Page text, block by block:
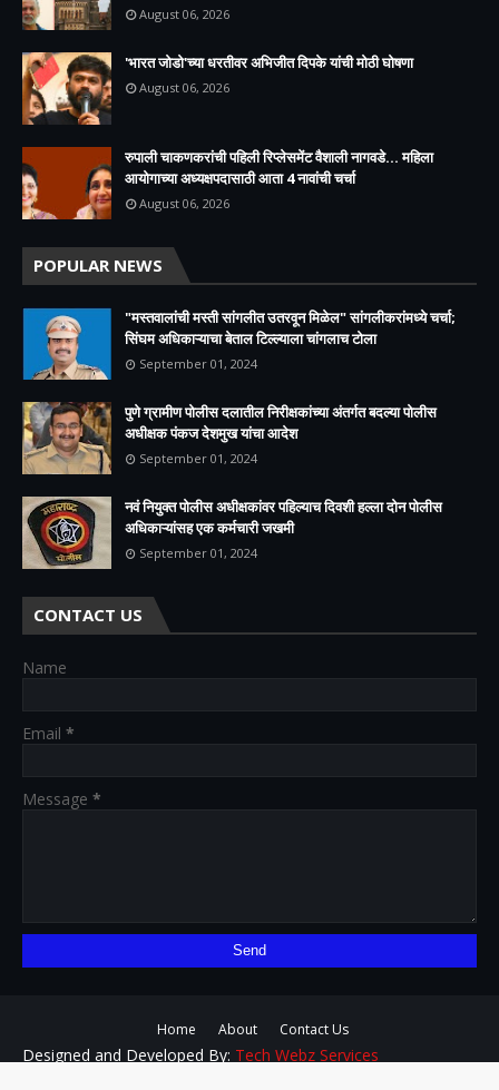
August 06, 2026
'भारत जोडो'च्या धरतीवर अभिजीत दिपके यांची मोठी घोषणा
August 06, 2026
रुपाली चाकणकरांची पहिली रिप्लेसमेंट वैशाली नागवडे... महिला
आयोगाच्या अध्यक्षपदासाठी आता 4 नावांची चर्चा
August 06, 2026
POPULAR NEWS
"मस्तवालांची मस्ती सांगलीत उतरवून मिळेल" सांगलीकरांमध्ये चर्चा;
सिंघम अधिकाऱ्याचा बेताल टिल्ल्याला चांगलाच टोला
September 01, 2024
पुणे ग्रामीण पोलीस दलातील निरीक्षकांच्या अंतर्गत बदल्या पोलीस
अधीक्षक पंकज देशमुख यांचा आदेश
September 01, 2024
नवं नियुक्त पोलीस अधीक्षकांवर पहिल्याच दिवशी हल्ला दोन पोलीस
अधिकाऱ्यांसह एक कर्मचारी जखमी
September 01, 2024
CONTACT US
Name
Email *
Message *
Home About Contact Us
Designed and Developed By: Tech Webz Services